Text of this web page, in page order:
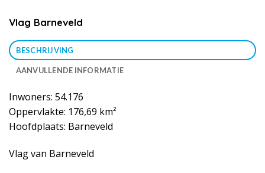
Vlag Barneveld
BESCHRIJVING
AANVULLENDE INFORMATIE
Inwoners: 54.176
Oppervlakte: 176,69 km²
Hoofdplaats: Barneveld
Vlag van Barneveld